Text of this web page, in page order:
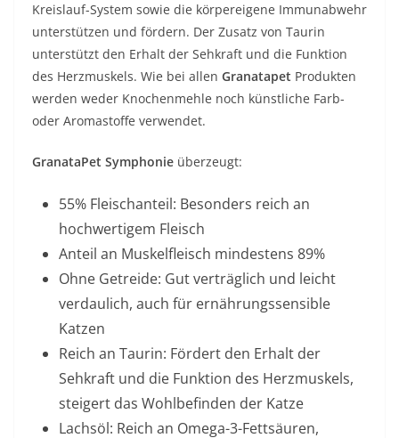
Kreislauf-System sowie die körpereigene Immunabwehr
unterstützen und fördern. Der Zusatz von Taurin
unterstützt den Erhalt der Sehkraft und die Funktion
des Herzmuskels. Wie bei allen Granatapet Produkten
werden weder Knochenmehle noch künstliche Farb-
oder Aromastoffe verwendet.
GranataPet Symphonie überzeugt:
55% Fleischanteil: Besonders reich an
hochwertigem Fleisch
Anteil an Muskelfleisch mindestens 89%
Ohne Getreide: Gut verträglich und leicht
verdaulich, auch für ernährungssensible
Katzen
Reich an Taurin: Fördert den Erhalt der
Sehkraft und die Funktion des Herzmuskels,
steigert das Wohlbefinden der Katze
Lachsöl: Reich an Omega-3-Fettsäuren,